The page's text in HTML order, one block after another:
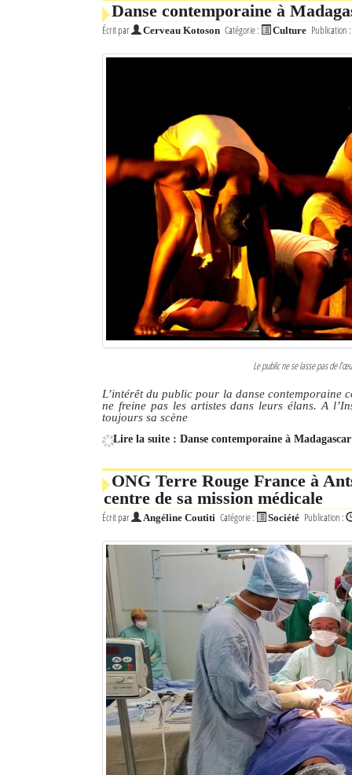
Danse contemporaine à
Écrit par Cerveau Kotoson Catégorie : Culture Publication :
Le public ne se lasse pas de
L’intérêt du public pour la danse contemporaine
ne freine pas les artistes dans leurs élans. A
toujours sa scène
Lire la suite : Danse contemporaine à
ONG Terre Rouge France à
centre de sa mission médicale
Écrit par Angéline Coutiti Catégorie : Société Publication :